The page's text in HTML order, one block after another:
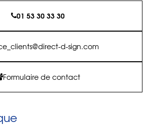
01 53 30 33 30
d-sign.com
Formulaire de contact